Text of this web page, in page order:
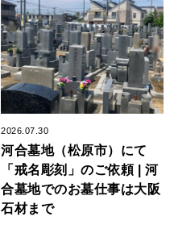
2026.07.30
河合墓地（松原市）にて
「戒名彫刻」のご依頼 | 河
合墓地でのお墓仕事は大阪
石材まで